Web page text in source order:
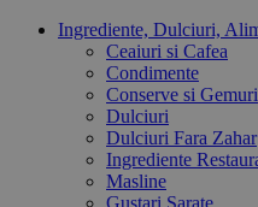
Ingrediente, Dulciuri,
Ceaiuri si Cafea
Condimente
Conserve si Gemuri
Dulciuri
Dulciuri Fara Zahar
Ingrediente
Masline
Gustari Sarate